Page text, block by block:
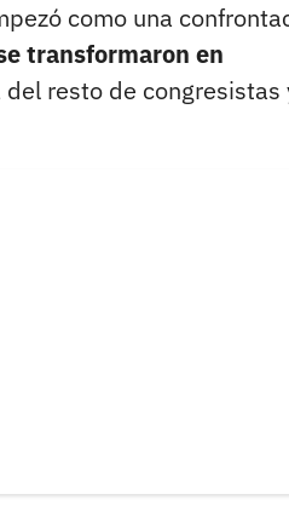
como una
transformaron en
resto de congresistas